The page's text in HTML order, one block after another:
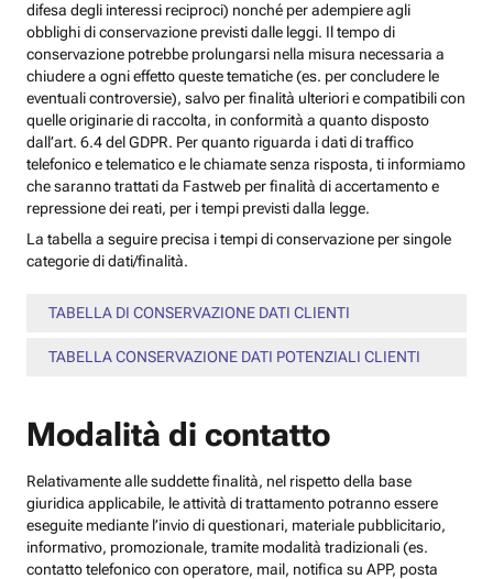
difesa degli interessi reciproci) nonché per adempiere agli
obblighi di conservazione previsti dalle leggi. Il tempo di
conservazione potrebbe prolungarsi nella misura necessaria a
chiudere a ogni effetto queste tematiche (es. per concludere le
eventuali controversie), salvo per finalità ulteriori e compatibili con
quelle originarie di raccolta, in conformità a quanto disposto
dall’art. 6.4 del GDPR. Per quanto riguarda i dati di traffico
telefonico e telematico e le chiamate senza risposta, ti informiamo
che saranno trattati da Fastweb per finalità di accertamento e
repressione dei reati, per i tempi previsti dalla legge.
La tabella a seguire precisa i tempi di conservazione per singole
categorie di dati/finalità.
TABELLA DI CONSERVAZIONE DATI CLIENTI
TABELLA CONSERVAZIONE DATI POTENZIALI CLIENTI
Modalità di contatto
Relativamente alle suddette finalità, nel rispetto della base
giuridica applicabile, le attività di trattamento potranno essere
eseguite mediante l’invio di questionari, materiale pubblicitario,
informativo, promozionale, tramite modalità tradizionali (es.
contatto telefonico con operatore, mail, notifica su APP, posta